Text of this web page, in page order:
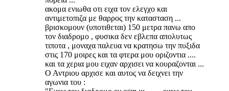
ακομα ενιωθα οτι ειχα τον ελεγχο και
αντιμετοπιζα με θαρρος την κατασταση ...
βρισκομουν (υποτιθεται) 150 μετρα πανω απο
τον διαδρομο , φυσικα δεν εβλεπα απολυτως
τιποτα , μοναχα παλευα να κρατησω την πυξιδα
στις 170 μοιρες και τα φτερα μου οριζοντια ....
και τα χερια μου ειχαν αρχισει να κουραζονται ...
Ο Αντριου αρχισε και αυτος να δειχνει την
αγωνια του :